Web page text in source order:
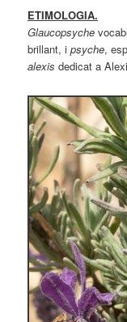
ETIMOLOGIA.
Glaucopsyche
brillant, ipsyche,
alexis dedicat a